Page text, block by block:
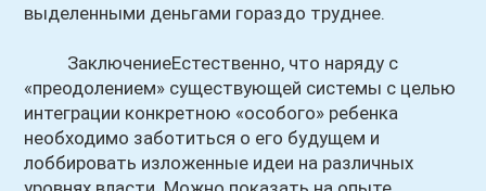
выделенными деньгами гораздо труднее.
ЗаключениеЕстественно, что наряду с
«преодолением» существующей системы с целью
интеграции конкретною «особого» ребенка
необходимо заботиться о его будущем и
лоббировать изложенные идеи на различных